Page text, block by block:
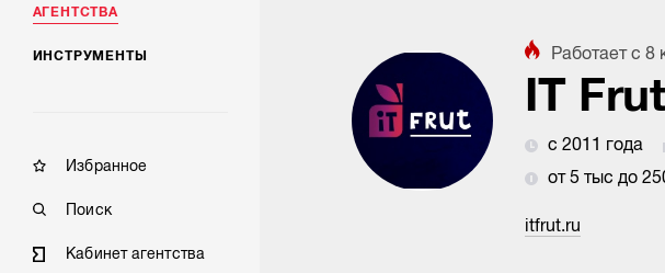
АГЕНТСТВА
ИНСТРУМЕНТЫ
Избранное
Поиск
Кабинет агентства
РЕКЛАМА НА ИНТЕРНЕТ-ПЛОЩАДКАХ
КОНСАЛТИНГ
Работает с8
IT Frut
с 2011 года
от 5 тыс до
itfrut.ru